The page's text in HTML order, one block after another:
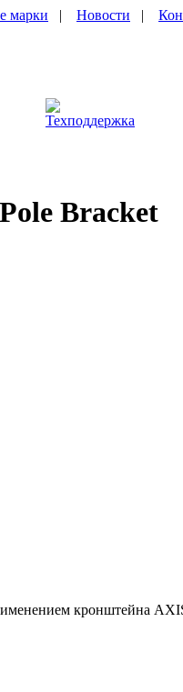
марки | Новости |
Техподдержка
Bracket
кронштейна